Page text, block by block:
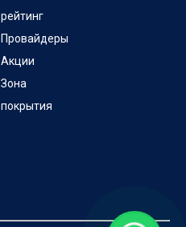
рейтинг
Провайдеры
Акции
Зона
покрытия